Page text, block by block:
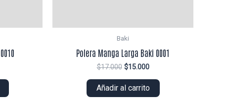
Baki
Polera Manga Larga Baki 0001
$17.000 El
original
era:
$15.000El
actual
es:
Añadir al carrito